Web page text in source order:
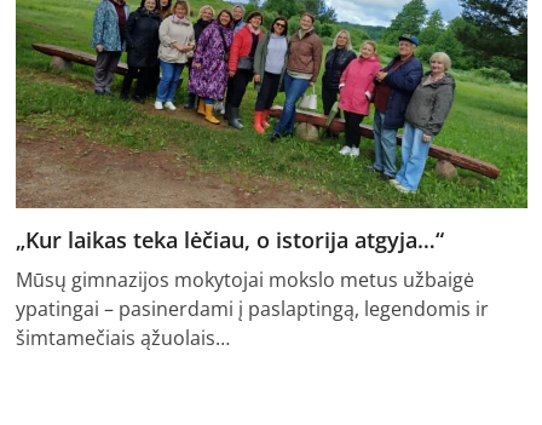
„Kur laikas teka lėčiau, o istorija atgyja…“
Mūsų gimnazijos mokytojai mokslo metus užbaigė
ypatingai – pasinerdami į paslaptingą, legendomis ir
šimtamečiais ąžuolais…